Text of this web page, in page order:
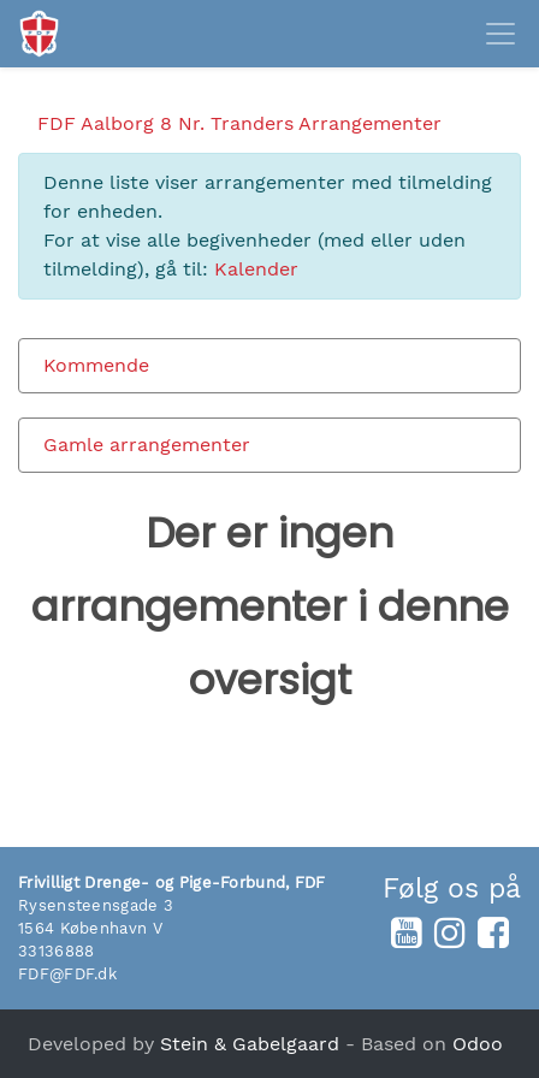
FDF Aalborg 8 Nr. Tranders Arrangementer
Denne liste viser arrangementer med tilmelding
for enheden.
For at vise alle begivenheder (med eller uden
tilmelding), gå til: Kalender
Kommende
Gamle arrangementer
Der er ingen
arrangementer i denne
oversigt
Frivilligt Drenge- og Pige-Forbund, FDF
Rysensteensgade 3
1564 København V
33136888
FDF@FDF.dk
Følg os på
Developed by Stein & Gabelgaard - Based on Odoo